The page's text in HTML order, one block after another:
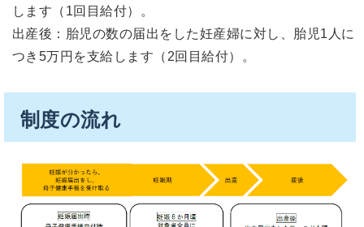
します（1回目給付）。
出産後：胎児の数の届出をした妊産婦に対し、胎児1人に
つき5万円を支給します（2回目給付）。
制度の流れ